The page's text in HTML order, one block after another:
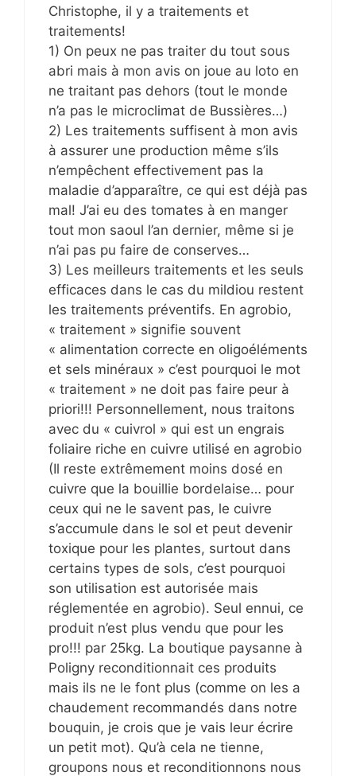
Christophe, il y a traitements et
traitements!
1) On peux ne pas traiter du tout sous
abri mais à mon avis on joue au loto en
ne traitant pas dehors (tout le monde
n’a pas le microclimat de Bussières…)
2) Les traitements suffisent à mon avis
à assurer une production même s’ils
n’empêchent effectivement pas la
maladie d’apparaître, ce qui est déjà pas
mal! J’ai eu des tomates à en manger
tout mon saoul l’an dernier, même si je
n’ai pas pu faire de conserves…
3) Les meilleurs traitements et les seuls
efficaces dans le cas du mildiou restent
les traitements préventifs. En agrobio,
« traitement » signifie souvent
« alimentation correcte en oligoéléments
et sels minéraux » c’est pourquoi le mot
« traitement » ne doit pas faire peur à
priori!!! Personnellement, nous traitons
avec du « cuivrol » qui est un engrais
foliaire riche en cuivre utilisé en agrobio
(Il reste extrêmement moins dosé en
cuivre que la bouillie bordelaise… pour
ceux qui ne le savent pas, le cuivre
s’accumule dans le sol et peut devenir
toxique pour les plantes, surtout dans
certains types de sols, c’est pourquoi
son utilisation est autorisée mais
réglementée en agrobio). Seul ennui, ce
produit n’est plus vendu que pour les
pro!!! par 25kg. La boutique paysanne à
Poligny reconditionnait ces produits
mais ils ne le font plus (comme on les a
chaudement recommandés dans notre
bouquin, je crois que je vais leur écrire
un petit mot). Qu’à cela ne tienne,
groupons nous et reconditionnons nous